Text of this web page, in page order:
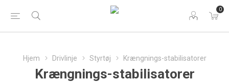
0
Hjem Drivlinje Styrtøj Krængnings-stabilisatorer
Krængnings-stabilisatorer